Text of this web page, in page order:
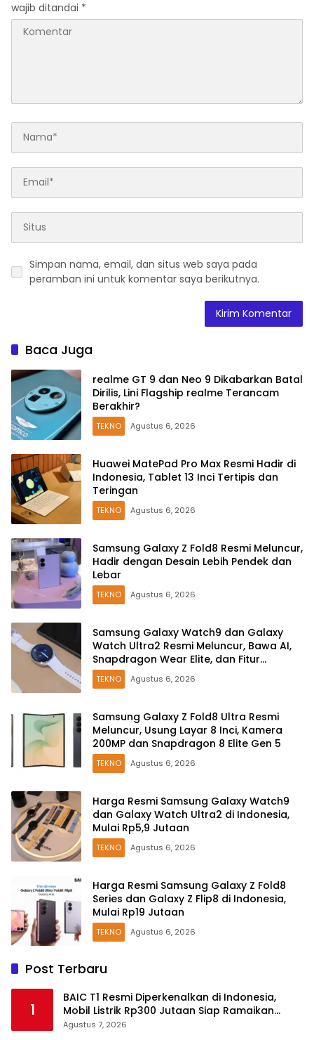
wajib ditandai *
Simpan nama, email, dan situs web saya pada
peramban ini untuk komentar saya berikutnya.
Baca Juga
realme GT 9 dan Neo 9 Dikabarkan Batal
Dirilis, Lini Flagship realme Terancam
Berakhir?
TEKNO Agustus 6, 2026
Huawei MatePad Pro Max Resmi Hadir di
Indonesia, Tablet 13 Inci Tertipis dan
Teringan
TEKNO Agustus 6, 2026
Samsung Galaxy Z Fold8 Resmi Meluncur,
Hadir dengan Desain Lebih Pendek dan
Lebar
TEKNO Agustus 6, 2026
Samsung Galaxy Watch9 dan Galaxy
Watch Ultra2 Resmi Meluncur, Bawa AI,
Snapdragon Wear Elite, dan Fitur
Kesehatan Baru
TEKNO Agustus 6, 2026
Samsung Galaxy Z Fold8 Ultra Resmi
Meluncur, Usung Layar 8 Inci, Kamera
200MP dan Snapdragon 8 Elite Gen 5
TEKNO Agustus 6, 2026
Harga Resmi Samsung Galaxy Watch9
dan Galaxy Watch Ultra2 di Indonesia,
Mulai Rp5,9 Jutaan
TEKNO Agustus 6, 2026
Harga Resmi Samsung Galaxy Z Fold8
Series dan Galaxy Z Flip8 di Indonesia,
Mulai Rp19 Jutaan
TEKNO Agustus 6, 2026
Post Terbaru
1
BAIC T1 Resmi Diperkenalkan di Indonesia,
Mobil Listrik Rp300 Jutaan Siap Ramaikan
Pasar EV
Agustus 7, 2026